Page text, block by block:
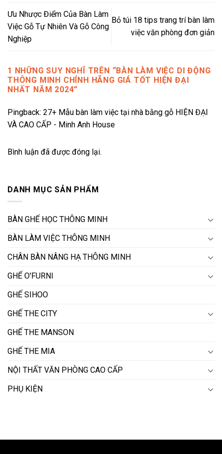
Ưu Nhược Điểm Của Bàn Làm
Việc Gỗ Tự Nhiên Và Gỗ Công
Nghiệp
Bỏ túi 18 tips trang trí bàn làm
việc văn phòng đơn giản
1 NHỮNG SUY NGHĨ TRÊN “BÀN LÀM VIỆC DI ĐỘNG
THÔNG MINH CHÍNH HÃNG GIÁ TỐT HIỆN ĐẠI
NHẤT NĂM 2024”
Pingback: 27+ Mẫu bàn làm việc tại nhà bằng gỗ HIỆN ĐẠI
VÀ CAO CẤP - Minh Anh House
Bình luận đã được đóng lại.
DANH MỤC SẢN PHẨM
BÀN GHẾ HỌC THÔNG MINH
BÀN LÀM VIỆC THÔNG MINH
CHÂN BÀN NÂNG HẠ THÔNG MINH
GHẾ O'FURNI
GHẾ SIHOO
GHẾ THE CITY
GHẾ THE MANSON
GHẾ THE MIA
NỘI THẤT VĂN PHÒNG CAO CẤP
PHỤ KIỆN